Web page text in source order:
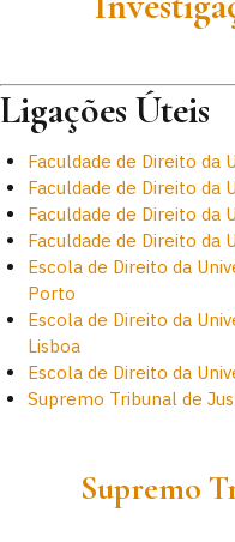
Ligações Úteis
Faculdade de Direito da
Faculdade de Direito da
Faculdade de Direito da
Faculdade de Direito da
Escola de Direito da
Porto
Escola de Direito da
Lisboa
Escola de Direito da
Supremo Tribunal de
Supremo